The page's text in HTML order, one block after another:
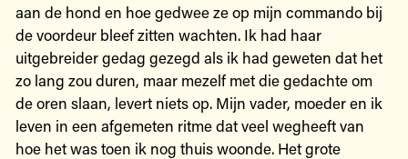
aan de hond en hoe gedwee ze op mijn commando bij
de voordeur bleef zitten wachten. Ik had haar
uitgebreider gedag gezegd als ik had geweten dat het
zo lang zou duren, maar mezelf met die gedachte om
de oren slaan, levert niets op. Mijn vader, moeder en ik
leven in een afgemeten ritme dat veel wegheeft van
hoe het was toen ik nog thuis woonde. Het grote